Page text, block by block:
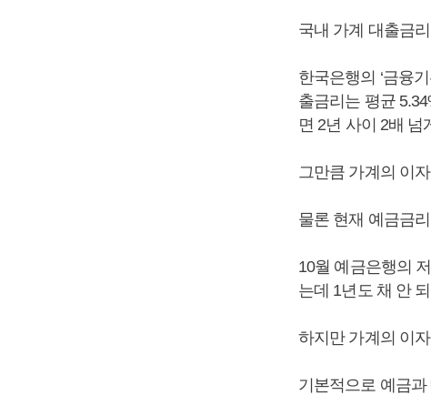
국내 가계 대출금
한국은행의 ‘금융
출금리는 평균
면 2년 사이 2배 넘
그만큼 가계의 이
물론 현재 예금금
10월 예금은행의
는데 1년도 채 안
하지만 가계의 이
기본적으로 예금